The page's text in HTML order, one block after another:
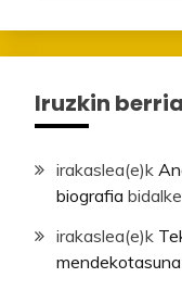
Iruzkin
irakaslea(e)k
biografia
irakaslea(e)k